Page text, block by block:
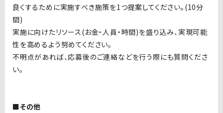
良くするために実施すべき施策を1つ提案してください。(10分
間)
実施に向けたリソース(お金・人員・時間)を盛り込み、実現可能
性を高めるよう努めてください。
不明点があれば、応募後のご連絡などを行う際にも質問くださ
い。
■その他